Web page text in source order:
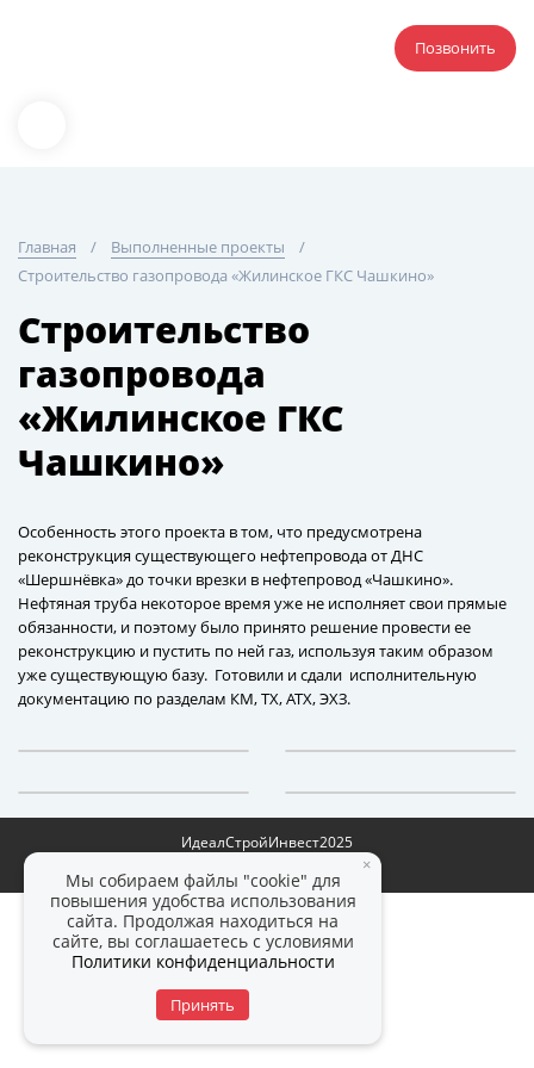
Позвонить
Главная
Выполненные проекты
Строительство газопровода «Жилинское ГКС Чашкино»
Строительство
газопровода
«Жилинское ГКС
Чашкино»
Особенность этого проекта в том, что предусмотрена
реконструкция существующего нефтепровода от ДНС
«Шершнёвка» до точки врезки в нефтепровод «Чашкино».
Нефтяная труба некоторое время уже не исполняет свои прямые
обязанности, и поэтому было принято решение провести ее
реконструкцию и пустить по ней газ, используя таким образом
уже существующую базу. Готовили и сдали исполнительную
документацию по разделам КМ, ТХ, АТХ, ЭХЗ.
ИдеалСтройИнвест2025
Политика конфиденциальности
×
Мы собираем файлы "cookie" для
повышения удобства использования
сайта. Продолжая находиться на
сайте, вы соглашаетесь с условиями
Политики конфиденциальности
Принять